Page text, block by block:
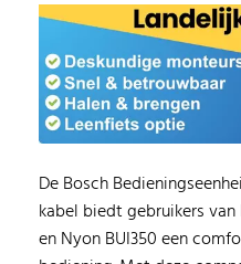
De Bosch
kabel biedt gebruikers van
en Nyon BUI350 een